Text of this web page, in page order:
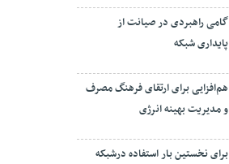
گامی راهبردی در صیانت از
پایداری شبکه
هم‌افزایی برای ارتقای فرهنگ مصرف
و مدیریت بهینه انرژی
برای نخستین بار استفاده درشبکه